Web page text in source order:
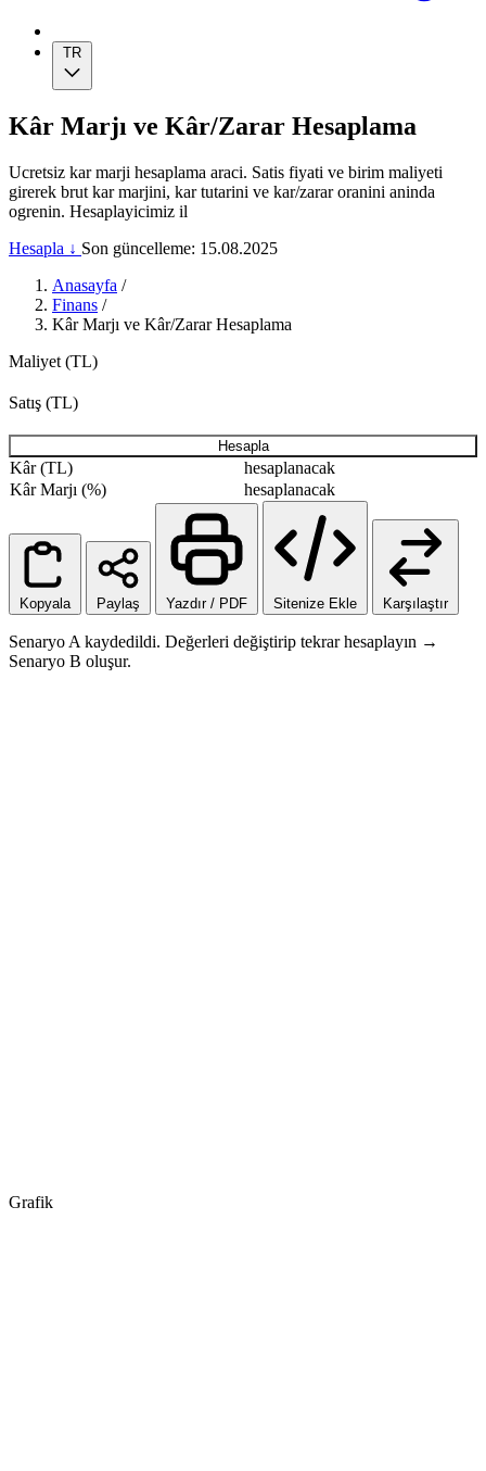
TR
Kâr Marjı ve Kâr/Zarar Hesaplama
Ucretsiz kar marji hesaplama araci. Satis fiyati ve birim maliyeti
girerek brut kar marjini, kar tutarini ve kar/zarar oranini aninda
ogrenin. Hesaplayicimiz il
Hesapla ↓ Son güncelleme: 15.08.2025
Anasayfa /
Finans /
Kâr Marjı ve Kâr/Zarar Hesaplama
Maliyet (TL)
Satış (TL)
Hesapla
Kâr (TL)
hesaplanacak
Kâr Marjı (%)
hesaplanacak
Kopyala Paylaş Yazdır / PDF Sitenize Ekle Karşılaştır
Senaryo A kaydedildi. Değerleri değiştirip tekrar hesaplayın →
Senaryo B oluşur.
Grafik